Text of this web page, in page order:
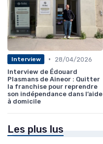
Interview •
28/04/2026
Interview de Édouard
Plasmans de Aineor : Quitter
la franchise pour reprendre
son indépendance dans l’aide
à domicile
Les plus lus